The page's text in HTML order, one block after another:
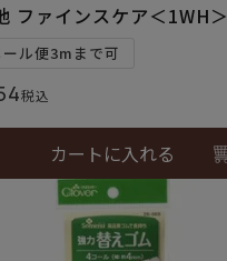
ファインスケア＜1WH＞
ール便3mまで可
税込
カートに入れる